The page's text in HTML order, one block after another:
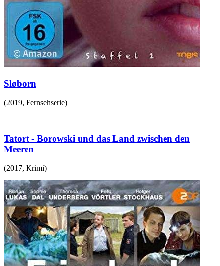
Sløborn
(2019, Fernsehserie)
Tatort - Borowski und das Land zwischen den
Meeren
(2017, Krimi)